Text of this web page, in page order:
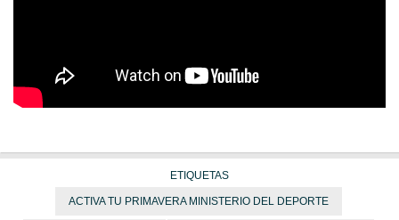
ETIQUETAS
ACTIVA TU PRIMAVERA MINISTERIO DEL DEPORTE